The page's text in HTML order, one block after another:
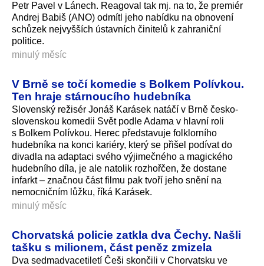
Petr Pavel v Lánech. Reagoval tak mj. na to, že premiér
Andrej Babiš (ANO) odmítl jeho nabídku na obnovení
schůzek nejvyšších ústavních činitelů k zahraniční
politice.
minulý měsíc
V Brně se točí komedie s Bolkem Polívkou.
Ten hraje stárnoucího hudebníka
Slovenský režisér Jonáš Karásek natáčí v Brně česko-
slovenskou komedii Svět podle Adama v hlavní roli
s Bolkem Polívkou. Herec představuje folklorního
hudebníka na konci kariéry, který se přišel podívat do
divadla na adaptaci svého výjimečného a magického
hudebního díla, je ale natolik rozhořčen, že dostane
infarkt – značnou část filmu pak tvoří jeho snění na
nemocničním lůžku, říká Karásek.
minulý měsíc
Chorvatská policie zatkla dva Čechy. Našli
tašku s milionem, část peněz zmizela
Dva sedmadvacetiletí Češi skončili v Chorvatsku ve